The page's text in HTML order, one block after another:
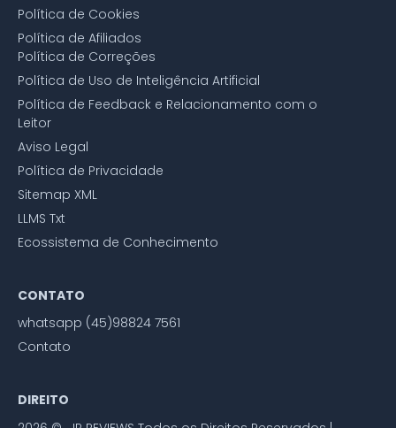
Política de Cookies
Política de Afiliados
Política de Correções
Política de Uso de Inteligência Artificial
Política de Feedback e Relacionamento com o
Leitor
Aviso Legal
Política de Privacidade
Sitemap XML
LLMS Txt
Ecossistema de Conhecimento
CONTATO
whatsapp (45)98824 7561
Contato
DIREITO